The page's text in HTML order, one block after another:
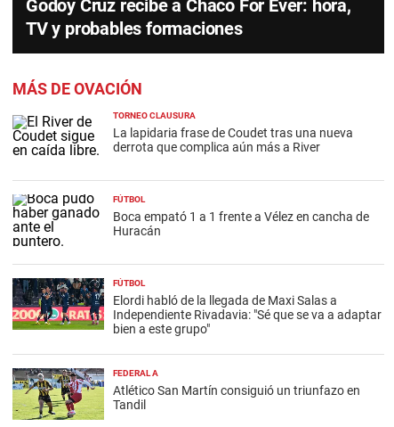
Godoy Cruz recibe a Chaco For Ever: hora,
TV y probables formaciones
MÁS DE OVACIÓN
TORNEO CLAUSURA
La lapidaria frase de Coudet tras una nueva
derrota que complica aún más a River
FÚTBOL
Boca empató 1 a 1 frente a Vélez en cancha de
Huracán
FÚTBOL
Elordi habló de la llegada de Maxi Salas a
Independiente Rivadavia: "Sé que se va a adaptar
bien a este grupo"
FEDERAL A
Atlético San Martín consiguió un triunfazo en
Tandil